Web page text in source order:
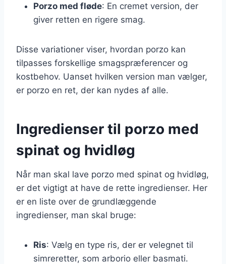
Porzo med fløde: En cremet version, der
giver retten en rigere smag.
Disse variationer viser, hvordan porzo kan
tilpasses forskellige smagspræferencer og
kostbehov. Uanset hvilken version man vælger,
er porzo en ret, der kan nydes af alle.
Ingredienser til porzo med
spinat og hvidløg
Når man skal lave porzo med spinat og hvidløg,
er det vigtigt at have de rette ingredienser. Her
er en liste over de grundlæggende
ingredienser, man skal bruge:
Ris: Vælg en type ris, der er velegnet til
simreretter, som arborio eller basmati.